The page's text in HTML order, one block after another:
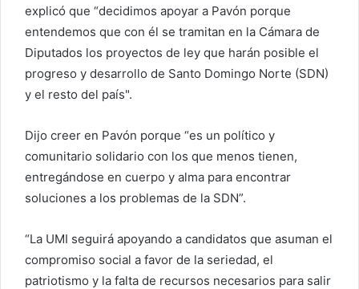
n
i
c
o
explicó que “decidimos apoyar a Pavón porque
entendemos que con él se tramitan en la Cámara de
Diputados los proyectos de ley que harán posible el
progreso y desarrollo de Santo Domingo Norte (SDN)
y el resto del país".
Dijo creer en Pavón porque “es un político y
comunitario solidario con los que menos tienen,
entregándose en cuerpo y alma para encontrar
soluciones a los problemas de la SDN”.
“La UMI seguirá apoyando a candidatos que asuman el
compromiso social a favor de la seriedad, el
patriotismo y la falta de recursos necesarios para salir